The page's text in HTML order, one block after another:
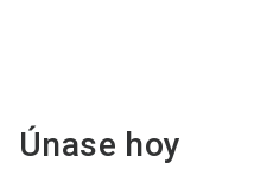
Únase hoy